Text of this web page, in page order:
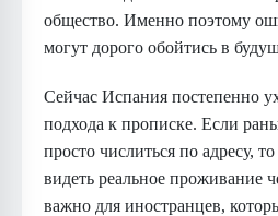
общество. Именно поэтому
могут дорого обойтись в
Сейчас Испания постепенно
подхода к прописке. Если
просто числиться по адресу,
видеть реальное проживание
важно для иностранцев,